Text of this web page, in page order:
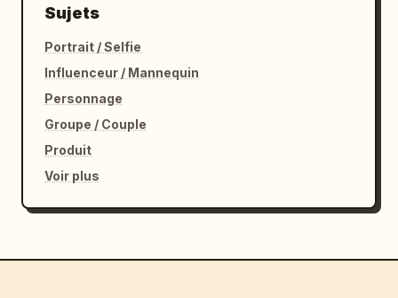
Sujets
Portrait / Selfie
Influenceur / Mannequin
Personnage
Groupe / Couple
Produit
Voir plus